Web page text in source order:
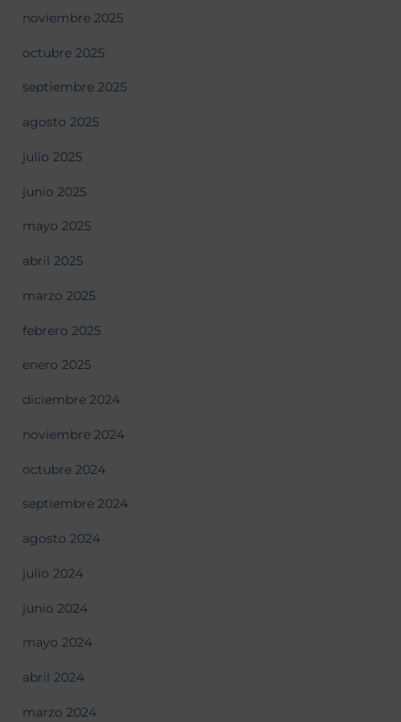
noviembre 2025
octubre 2025
septiembre 2025
agosto 2025
julio 2025
junio 2025
mayo 2025
abril 2025
marzo 2025
febrero 2025
enero 2025
diciembre 2024
noviembre 2024
octubre 2024
septiembre 2024
agosto 2024
julio 2024
junio 2024
mayo 2024
abril 2024
marzo 2024